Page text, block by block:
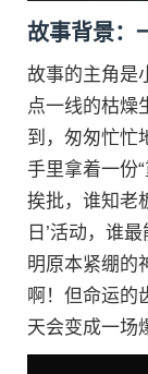
故事背景：
故事的主角是
点一线的枯燥
到，匆匆忙忙
手里拿着一份
挨批，谁知老
日’活动，谁
明原本紧绷的
啊！但命运
天会变成一场